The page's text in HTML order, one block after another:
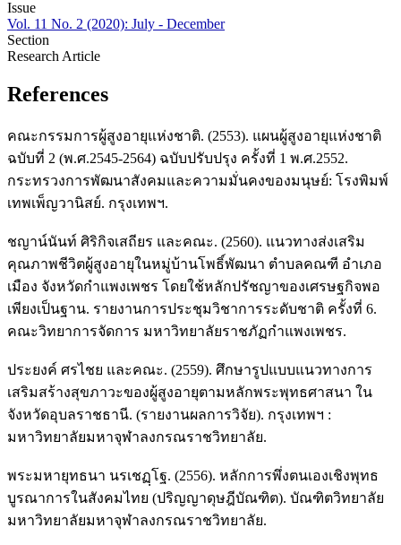
Issue
Vol. 11 No. 2 (2020): July - December
Section
Research Article
References
คณะกรรมการผู้สูงอายุแห่งชาติ. (2553). แผนผู้สูงอายุแห่งชาติ
ฉบับที่ 2 (พ.ศ.2545-2564) ฉบับปรับปรุง ครั้งที่ 1 พ.ศ.2552.
กระทรวงการพัฒนาสังคมและความมั่นคงของมนุษย์: โรงพิมพ์
เทพเพ็ญวานิสย์. กรุงเทพฯ.
ชญาน์นันท์ ศิริกิจเสถียร และคณะ. (2560). แนวทางส่งเสริม
คุณภาพชีวิตผู้สูงอายุในหมู่บ้านโพธิ์พัฒนา ตำบลคณฑี อำเภอ
เมือง จังหวัดกำแพงเพชร โดยใช้หลักปรัชญาของเศรษฐกิจพอ
เพียงเป็นฐาน. รายงานการประชุมวิชาการระดับชาติ ครั้งที่ 6.
คณะวิทยาการจัดการ มหาวิทยาลัยราชภัฏกำแพงเพชร.
ประยงค์ ศรไชย และคณะ. (2559). ศึกษารูปแบบแนวทางการ
เสริมสร้างสุขภาวะของผู้สูงอายุตามหลักพระพุทธศาสนา ใน
จังหวัดอุบลราชธานี. (รายงานผลการวิจัย). กรุงเทพฯ :
มหาวิทยาลัยมหาจุฬาลงกรณราชวิทยาลัย.
พระมหายุทธนา นรเชฏฺโฐ. (2556). หลักการพึ่งตนเองเชิงพุทธ
บูรณาการในสังคมไทย (ปริญญาดุษฎีบัณฑิต). บัณฑิตวิทยาลัย
มหาวิทยาลัยมหาจุฬาลงกรณราชวิทยาลัย.